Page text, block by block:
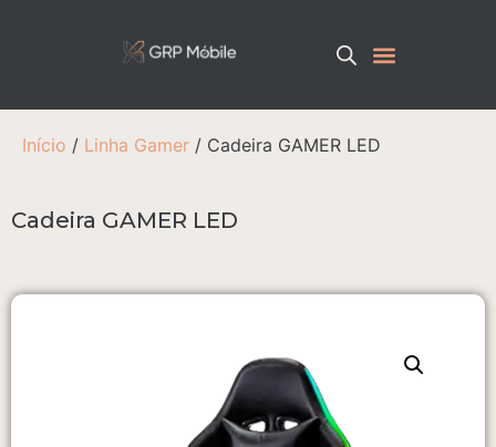
Início / Linha Gamer / Cadeira GAMER LED
Cadeira GAMER LED